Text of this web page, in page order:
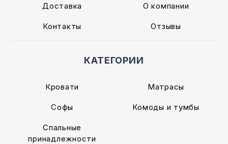
Доставка О компании
Контакты Отзывы
КАТЕГОРИИ
Кровати Матрасы
Софы Комоды и тумбы
Спальные
принадлежности